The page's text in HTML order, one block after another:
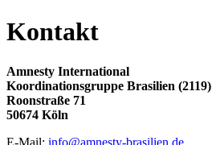
Kontakt
Amnesty International
Koordinationsgruppe Brasilien (2119)
Roonstraße 71
50674 Köln
E-Mail: info@amnesty-brasilien.de